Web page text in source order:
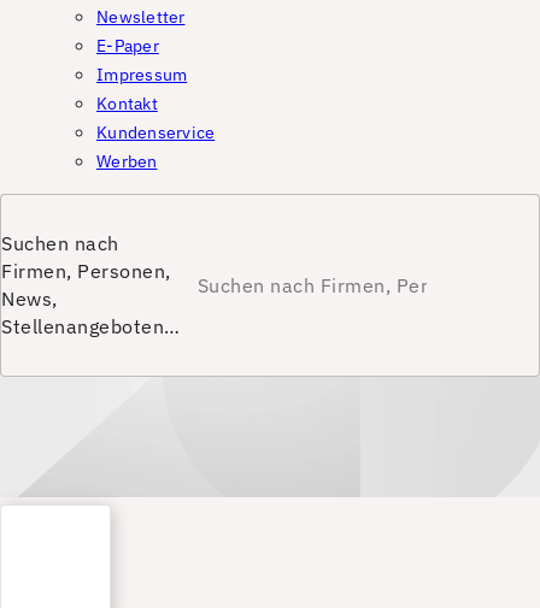
Newsletter
E-Paper
Impressum
Kontakt
Kundenservice
Werben
Suchen nach
Firmen, Personen,
News,
Stellenangeboten…